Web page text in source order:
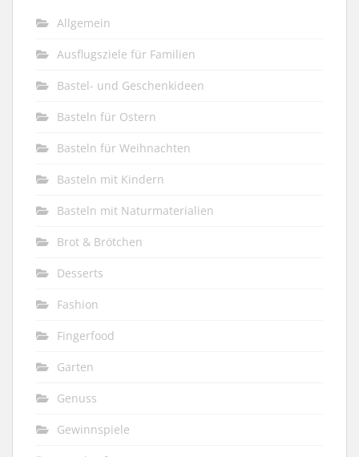
Allgemein
Ausflugsziele für Familien
Bastel- und Geschenkideen
Basteln für Ostern
Basteln für Weihnachten
Basteln mit Kindern
Basteln mit Naturmaterialien
Brot & Brötchen
Desserts
Fashion
Fingerfood
Garten
Genuss
Gewinnspiele